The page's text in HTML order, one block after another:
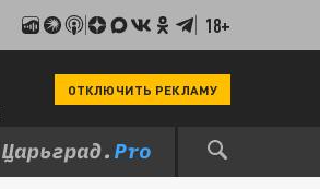
18+
ОТКЛЮЧИТЬ РЕКЛАМУ